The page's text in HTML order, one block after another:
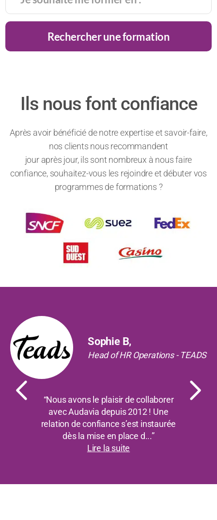
Rechercher une formation
Ils nous font confiance
Après avoir bénéficié de notre expertise et savoir-faire,
nos clients nous recommandent
jour après jour, ils sont nombreux à nous faire
confiance, souhaitez-vous les rejoindre et débuter vos
programmes de formations ?
Sophie B,
Head of HR Operations - TEADS
“Nous avons le plaisir de collaborer
avec Audavia depuis 2012 ! Une
relation de confiance s’est instaurée
dès la mise en place d...”
Lire la suite